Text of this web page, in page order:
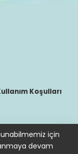
Koşulları
için
devam